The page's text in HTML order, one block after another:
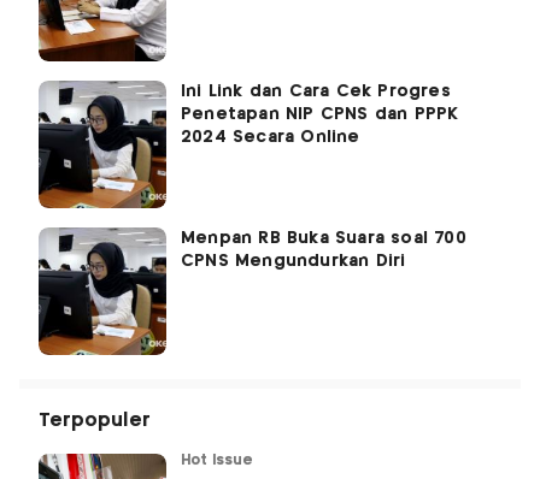
Ini Link dan Cara Cek Progres
Penetapan NIP CPNS dan PPPK
2024 Secara Online
Menpan RB Buka Suara soal 700
CPNS Mengundurkan Diri
Terpopuler
Hot Issue